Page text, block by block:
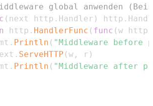
global anwenden
( next http . Handler ) http .
http . HandlerFunc ( func (w http
. Println ( "Middleware before
next
. ServeHTTP (w , r )
. Println ( "Middleware after